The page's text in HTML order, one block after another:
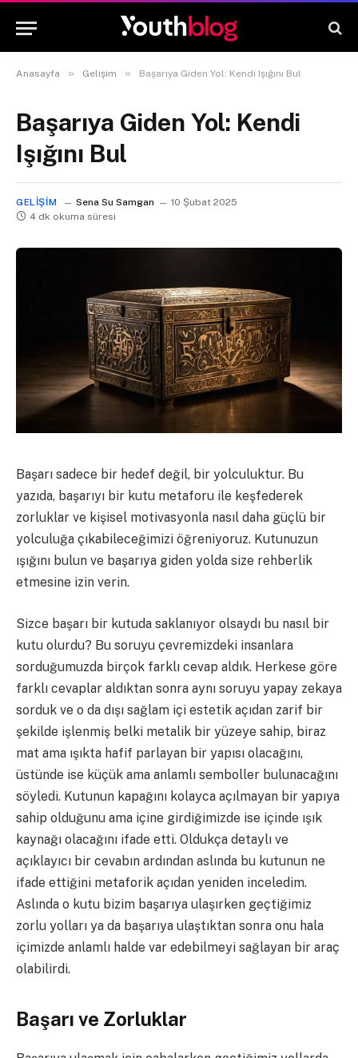
Anasayfa » Gelişim » Başarıya Giden Yol: Kendi Işığını Bul
Başarıya Giden Yol: Kendi
Işığını Bul
GELIŞIM Sena Su Samgan
10 Şubat 2025
4 dk okuma süresi
Başarı sadece bir hedef değil, bir yolculuktur. Bu
yazıda, başarıyı bir kutu metaforu ile keşfederek
zorluklar ve kişisel motivasyonla nasıl daha güçlü bir
yolculuğa çıkabileceğimizi öğreniyoruz. Kutunuzun
ışığını bulun ve başarıya giden yolda size rehberlik
etmesine izin verin.
Sizce başarı bir kutuda saklanıyor olsaydı bu nasıl bir
kutu olurdu? Bu soruyu çevremizdeki insanlara
sorduğumuzda birçok farklı cevap aldık. Herkese göre
farklı cevaplar aldıktan sonra aynı soruyu yapay zekaya
sorduk ve o da dışı sağlam içi estetik açıdan zarif bir
şekilde işlenmiş belki metalik bir yüzeye sahip, biraz
mat ama ışıkta hafif parlayan bir yapısı olacağını,
üstünde ise küçük ama anlamlı semboller bulunacağını
söyledi. Kutunun kapağını kolayca açılmayan bir yapıya
sahip olduğunu ama içine girdiğimizde ise içinde ışık
kaynağı olacağını ifade etti. Oldukça detaylı ve
açıklayıcı bir cevabın ardından aslında bu kutunun ne
ifade ettiğini metaforik açıdan yeniden inceledim.
Aslında o kutu bizim başarıya ulaşırken geçtiğimiz
zorlu yolları ya da başarıya ulaştıktan sonra onu hala
içimizde anlamlı halde var edebilmeyi sağlayan bir araç
olabilirdi.
Başarı ve Zorluklar